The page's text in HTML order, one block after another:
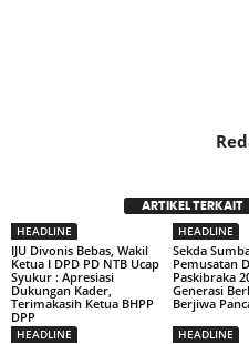
ARTIKEL TERKAIT
HEADLINE
IJU Divonis Bebas, Wakil
Ketua I DPD PD NTB Ucap
Syukur : Apresiasi
Dukungan Kader,
Terimakasih Ketua BHPP
DPP
HEADLINE
Sekda
Pemusatan
Paskibraka
Generasi
Berjiwa
HEADLINE HEADLINE